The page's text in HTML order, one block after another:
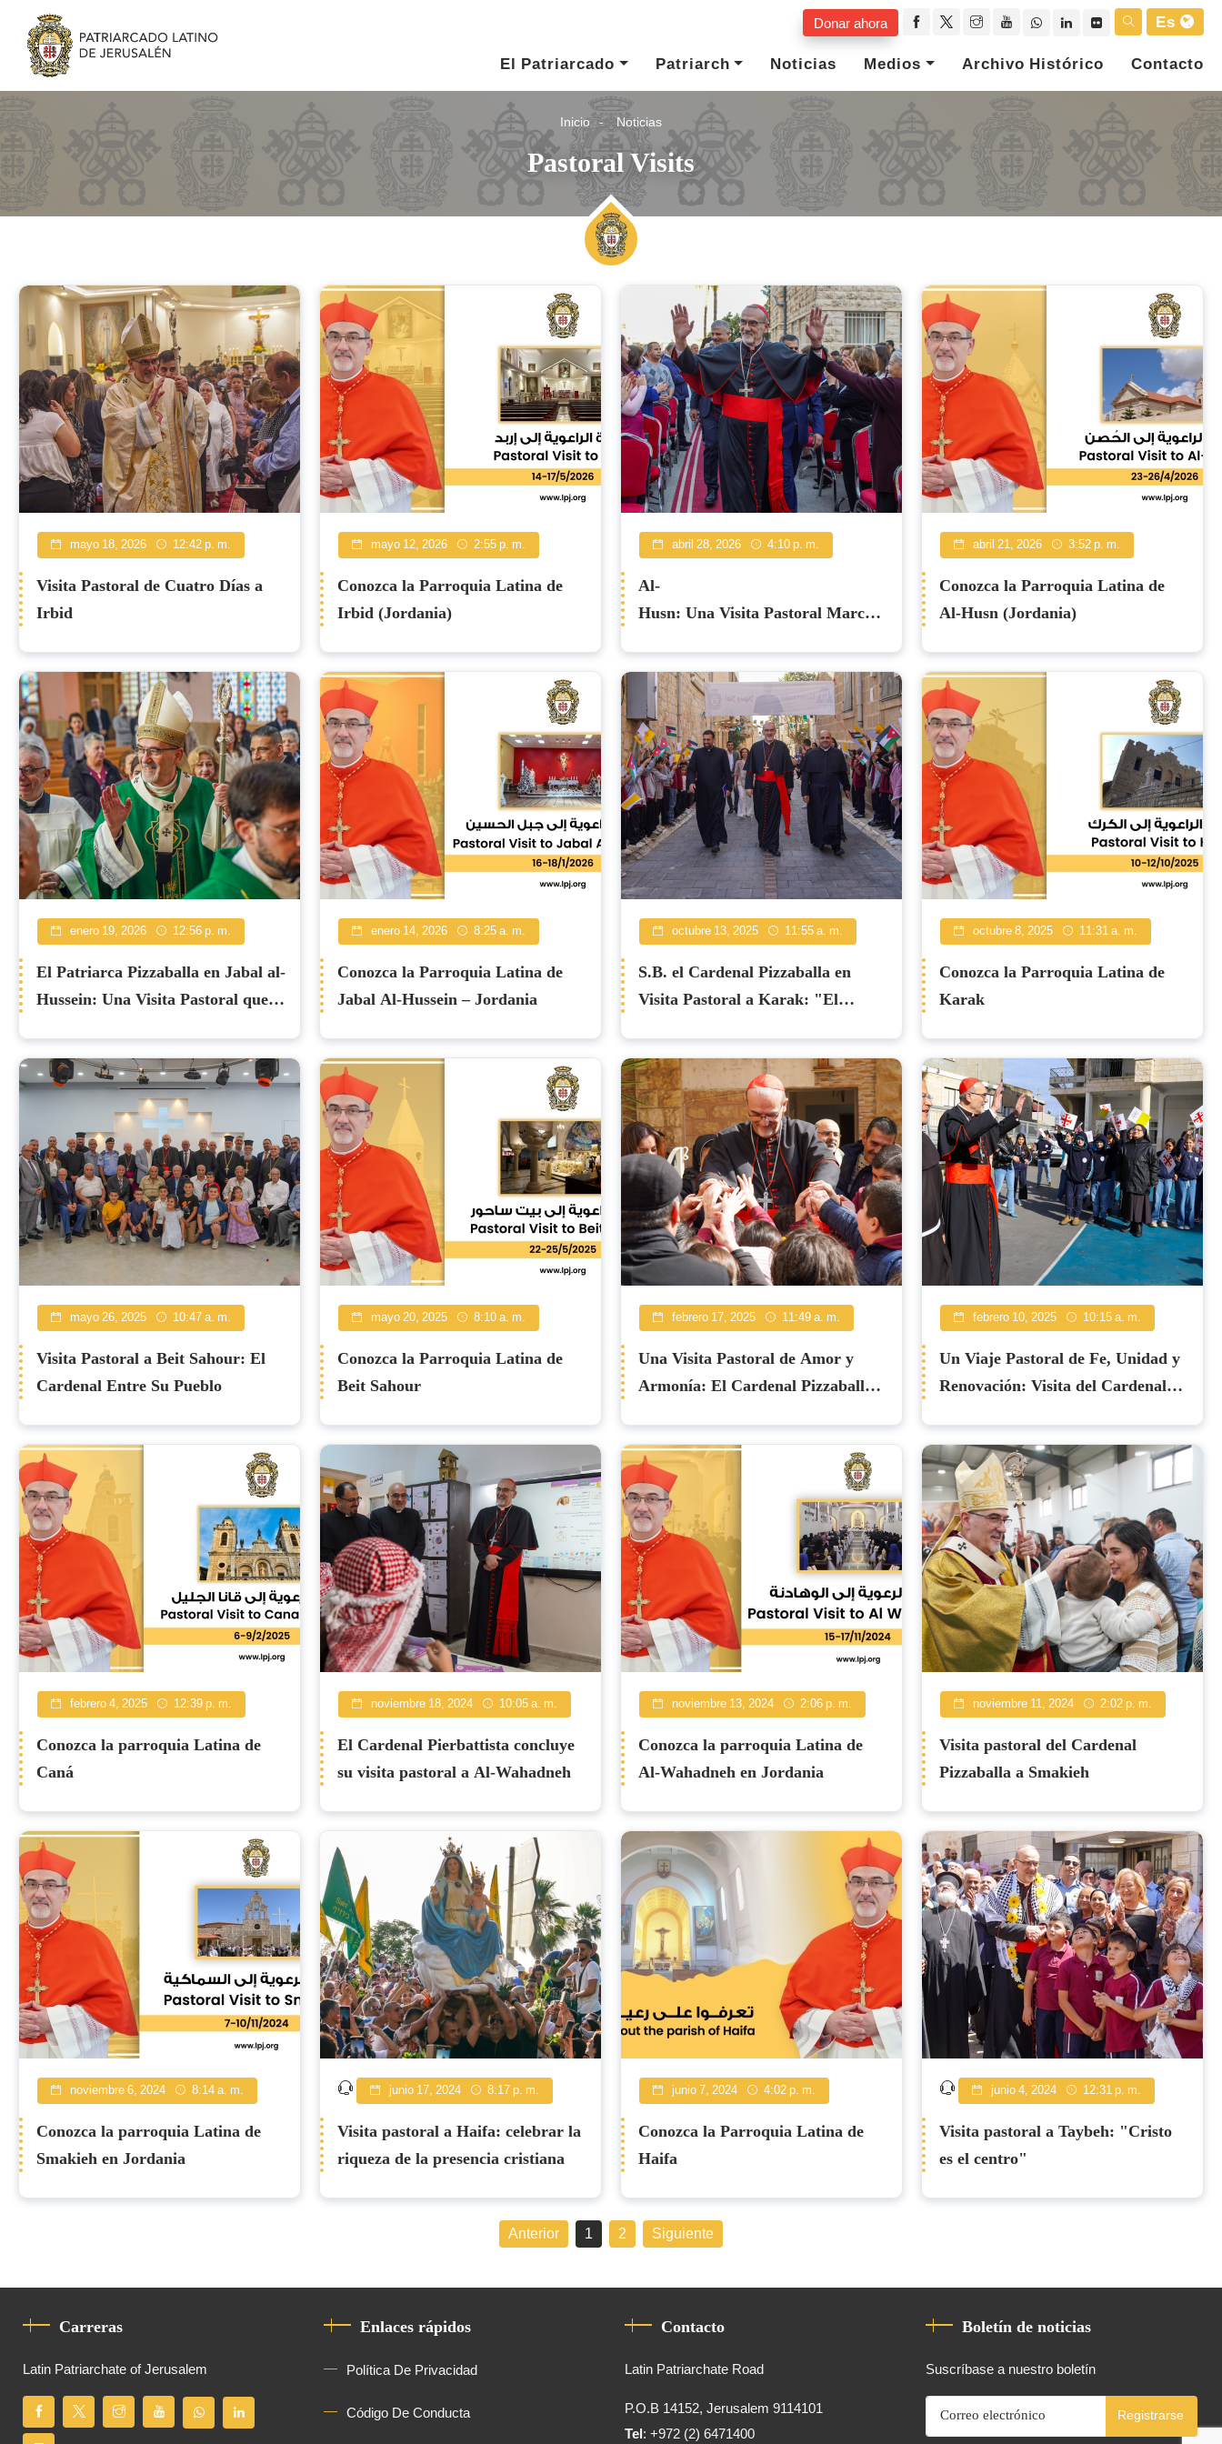
Donar ahora
Es
El Patriarcado
Patriarch Noticias Medios Archivo Histórico Contacto
Inicio Noticias
Pastoral Visits
Pastoral
Visits
mayo 18, 2026 12:42 p. m.
Visita Pastoral de Cuatro Días a
Irbid
mayo 12, 2026 2:55 p. m.
Conozca la Parroquia Latina de
Irbid (Jordania)
abril 28, 2026 4:10 p. m.
Al-
Husn: Una Visita Pastoral Marcada
abril 21, 2026 3:52 p. m.
Conozca la Parroquia Latina de
Al-Husn (Jordania)
enero 19, 2026 12:56 p. m.
El Patriarca Pizzaballa en Jabal al-
Hussein: Una Visita Pastoral que
enero 14, 2026 8:25 a. m.
Conozca la Parroquia Latina de
Jabal Al-Hussein – Jordania
octubre 13, 2025 11:55 a. m.
S.B. el Cardenal Pizzaballa en
Visita Pastoral a Karak: "El
octubre 8, 2025 11:31 a. m.
Conozca la Parroquia Latina de
Karak
mayo 26, 2025 10:47 a. m.
Visita Pastoral a Beit Sahour: El
Cardenal Entre Su Pueblo
mayo 20, 2025 8:10 a. m.
Conozca la Parroquia Latina de
Beit Sahour
febrero 17, 2025 11:49 a. m.
Una Visita Pastoral de Amor y
Armonía: El Cardenal Pizzaballa
febrero 10, 2025 10:15 a. m.
Un Viaje Pastoral de Fe, Unidad y
Renovación: Visita del Cardenal
febrero 4, 2025 12:39 p. m.
Conozca la parroquia Latina de
Caná
noviembre 18, 2024 10:05 a. m.
El Cardenal Pierbattista concluye
su visita pastoral a Al-Wahadneh
noviembre 13, 2024 2:06 p. m.
Conozca la parroquia Latina de
Al-Wahadneh en Jordania
noviembre 11, 2024 2:02 p. m.
Visita pastoral del Cardenal
Pizzaballa a Smakieh
noviembre 6, 2024 8:14 a. m.
Conozca la parroquia Latina de
Smakieh en Jordania
junio 17, 2024 8:17 p. m.
Visita pastoral a Haifa: celebrar la
riqueza de la presencia cristiana
junio 7, 2024 4:02 p. m.
Conozca la Parroquia Latina de
Haifa
junio 4, 2024 12:31 p. m.
Visita pastoral a Taybeh: "Cristo
es el centro"
Anterior 1 2 Siguiente
Carreras
Latin Patriarchate of Jerusalem
Enlaces rápidos
Política De Privacidad
Código De Conducta
Contacto
Latin Patriarchate Road
P.O.B 14152, Jerusalem 9114101
Tel: +972 (2) 6471400
Boletín de noticias
Suscríbase a nuestro boletín
Registrarse